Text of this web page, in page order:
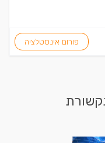
פורום אינסטלציה